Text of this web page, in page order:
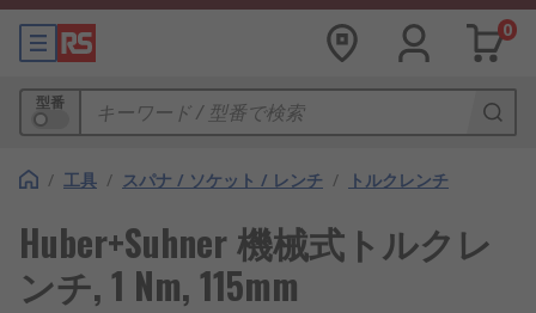
0
型番
/ 工具 / スパナ / ソケット / レンチ / トルクレンチ
Huber+Suhner 機械式トルクレ
ンチ, 1 Nm, 115mm